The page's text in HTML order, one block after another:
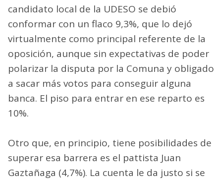
candidato local de la UDESO se debió
conformar con un flaco 9,3%, que lo dejó
virtualmente como principal referente de la
oposición, aunque sin expectativas de poder
polarizar la disputa por la Comuna y obligado
a sacar más votos para conseguir alguna
banca. El piso para entrar en ese reparto es
10%.
Otro que, en principio, tiene posibilidades de
superar esa barrera es el pattista Juan
Gaztañaga (4,7%). La cuenta le da justo si se